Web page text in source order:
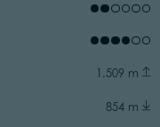
1.509 m
854 m